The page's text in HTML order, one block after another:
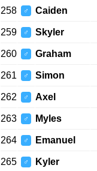
258 ♂ Caiden
259 ♂ Skyler
260 ♂ Graham
261 ♂ Simon
262 ♂ Axel
263 ♂ Myles
264 ♂ Emanuel
265 ♂ Kyler